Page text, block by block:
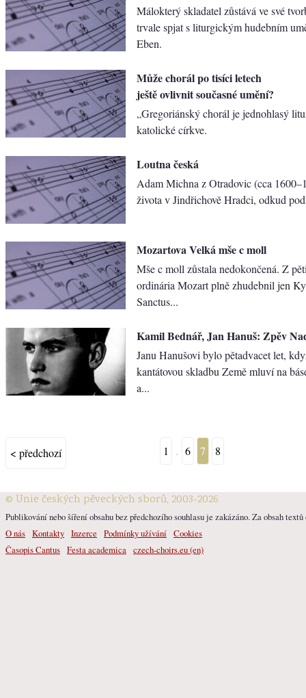
Málokterý skladatel zůstává ve své
trvale spjat s liturgickým hudebním
Eben.
Může chorál po tisíci letech
ještě ovlivnit současné umění?
„Gregoriánský chorál je jednohlasý
katolické církve.
Loutna česká
Adam Michna z Otradovic (cca
života v Jindřichově Hradci, odkud
Mozartova Velká mše c moll
Mše c moll zůstala nedokončená. Z
ordinária Mozart plně zhudebnil jen
Sanctus...
Kamil Bednář, Jan Hanuš: Zpěv
Janu Hanušovi bylo pětadvacet let,
kantátovou skladbu Země mluví na
a...
< předchozí 1 . 6 7 8
© Unie českých pěveckých sborů, 2003-2026
Publikování nebo šíření obsahu bez předchozího souhlasu je zakázáno. Za obsah
O nás Kontakty Inzerce Podmínky užívání Cookies
Časopis Cantus Festa academica czech-choirs.eu (en)